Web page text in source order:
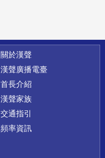
關於漢聲
漢聲廣播電臺
首長介紹
漢聲家族
交通指引
頻率資訊